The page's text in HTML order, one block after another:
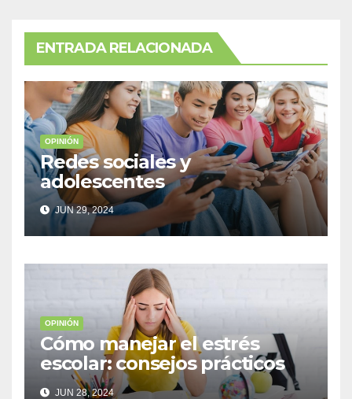
ENTRADA RELACIONADA
OPINIÓN
Redes sociales y
adolescentes
JUN 29, 2024
OPINIÓN
Cómo manejar el estrés
escolar: consejos prácticos
para adolescentes
JUN 28, 2024